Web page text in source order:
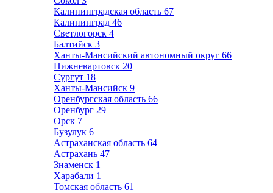
Калининградская область 67
Калининград 46
Светлогорск 4
Балтийск 3
Ханты-Мансийский автономный округ 66
Нижневартовск 20
Сургут 18
Ханты-Мансийск 9
Оренбургская область 66
Оренбург 29
Орск 7
Бузулук 6
Астраханская область 64
Астрахань 47
Знаменск 1
Харабали 1
Томская область 61